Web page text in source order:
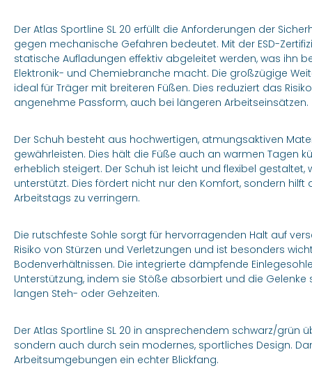
Der Atlas Sportline SL 20 erfüllt die Anforderungen der
gegen mechanische Gefahren bedeutet. Mit der ESD-
statische Aufladungen effektiv abgeleitet werden, was ihn
Elektronik- und Chemiebranche macht. Die großzügige
ideal für Träger mit breiteren Füßen. Dies reduziert das
angenehme Passform, auch bei längeren Arbeitseinsätzen.
Der Schuh besteht aus hochwertigen, atmungsaktiven
gewährleisten. Dies hält die Füße auch an warmen Tagen
erheblich steigert. Der Schuh ist leicht und flexibel
unterstützt. Dies fördert nicht nur den Komfort, sondern
Arbeitstags zu verringern.
Die rutschfeste Sohle sorgt für hervorragenden Halt auf
Risiko von Stürzen und Verletzungen und ist besonders
Bodenverhältnissen. Die integrierte dämpfende
Unterstützung, indem sie Stöße absorbiert und die
langen Steh- oder Gehzeiten.
Der Atlas Sportline SL 20 in ansprechendem schwarz/grün
sondern auch durch sein modernes, sportliches Design.
Arbeitsumgebungen ein echter Blickfang.